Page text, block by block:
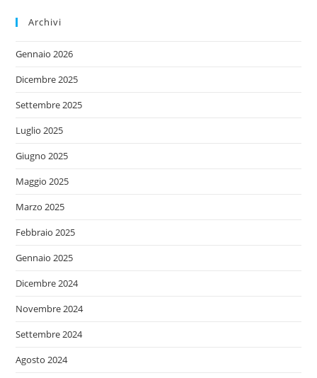
Archivi
Gennaio 2026
Dicembre 2025
Settembre 2025
Luglio 2025
Giugno 2025
Maggio 2025
Marzo 2025
Febbraio 2025
Gennaio 2025
Dicembre 2024
Novembre 2024
Settembre 2024
Agosto 2024